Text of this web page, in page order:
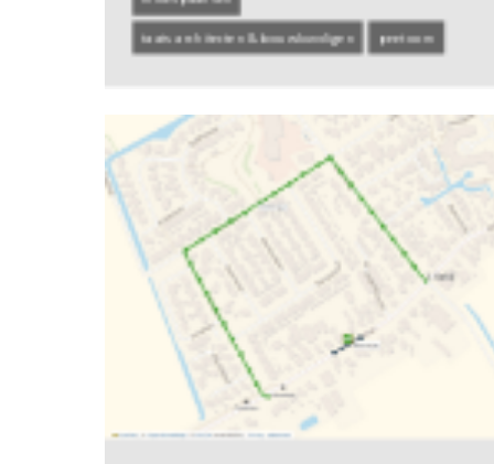
taats architecten & bouwkundigen peetoom